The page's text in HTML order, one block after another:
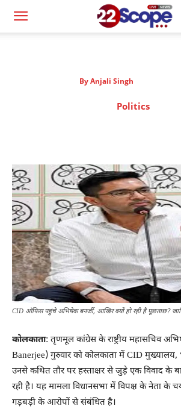
By Anjali Singh
Politics
CID ऑफिस पहुंचे अभिषेक बनर्जी, आखिर क्यों हो रही है पूछताछ?
कोलकाता: तृणमूल कांग्रेस के राष्ट्रीय महासचिव
Banerjee) गुरुवार को कोलकाता में CID
उनसे कथित तौर पर हस्ताक्षर से जुड़े एक विवाद के
रही है। यह मामला विधानसभा में विपक्ष के नेता के
गड़बड़ी के आरोपों से संबंधित है।